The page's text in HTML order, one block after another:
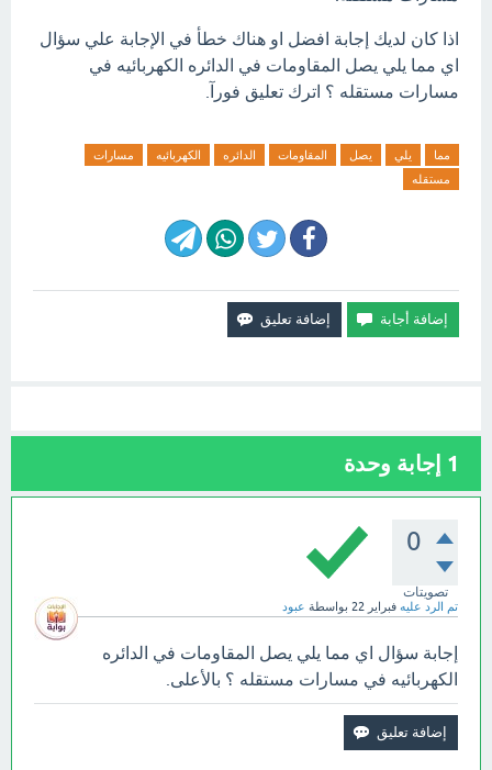
اذا كان لديك إجابة افضل او هناك خطأ في الإجابة علي سؤال
اي مما يلي يصل المقاومات في الدائره الكهربائيه في
مسارات مستقله ؟ اترك تعليق فورآ.
مما يلي يصل المقاومات الدائره الكهربائيه
مسارات
مستقله
1 إجابة وحدة
0
تصويتات
تم الرد عليه فبراير 22 بواسطة عبود
إجابة سؤال اي مما يلي يصل المقاومات في الدائره
الكهربائيه في مسارات مستقله ؟ بالأعلى.